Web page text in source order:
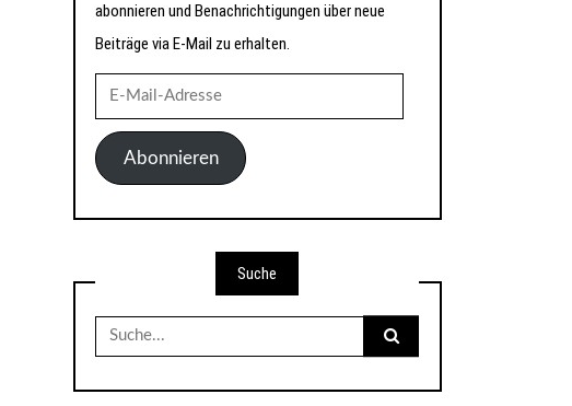
abonnieren und Benachrichtigungen über neue
Beiträge via E-Mail zu erhalten.
Mail-
AdresseAbonnieren
Suche
Suche
nach: